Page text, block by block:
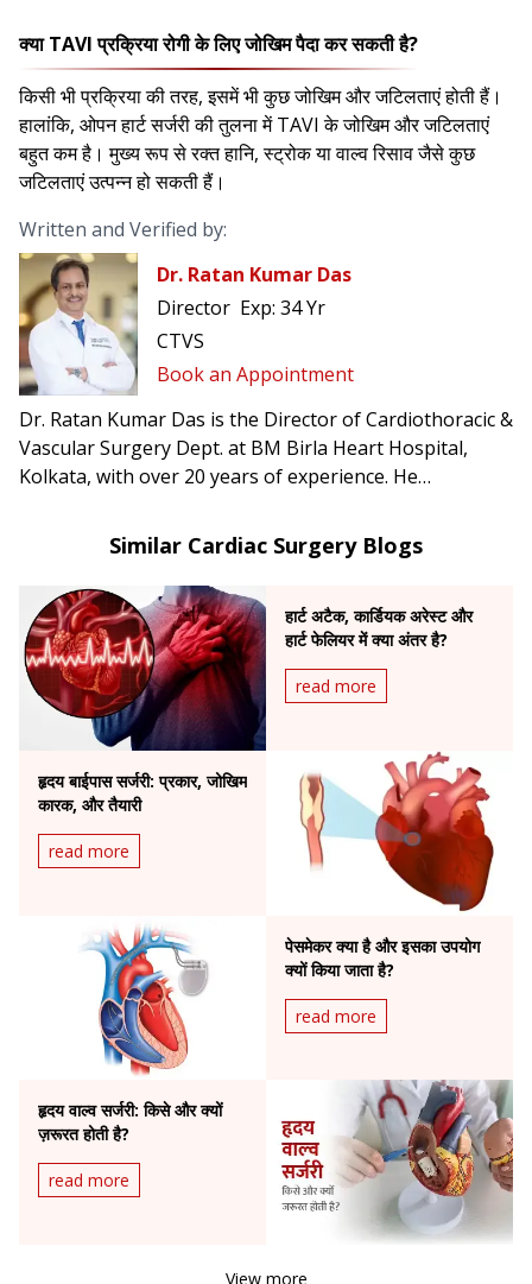
क्या TAVI प्रक्रिया रोगी के लिए जोखिम पैदा कर सकती है?
किसी भी प्रक्रिया की तरह, इसमें भी कुछ जोखिम और जटिलताएं होती हैं।
हालांकि, ओपन हार्ट सर्जरी की तुलना में TAVI के जोखिम और जटिलताएं
बहुत कम है। मुख्य रूप से रक्त हानि, स्ट्रोक या वाल्व रिसाव जैसे कुछ
जटिलताएं उत्पन्न हो सकती हैं।
Written and Verified by:
Dr. Ratan Kumar Das
Director Exp: 34 Yr
CTVS
Book an Appointment
Dr. Ratan Kumar Das is the Director of Cardiothoracic &
Vascular Surgery Dept. at BM Birla Heart Hospital,
Kolkata, with over 20 years of experience. He
minimally invasive valve surgery, mitral valve repair,
and pediatric cardiac surgery.
Similar Cardiac Surgery Blogs
हार्ट अटैक, कार्डियक अरेस्ट और
हार्ट फेलियर में क्या अंतर है?
read more
हृदय बाईपास सर्जरी: प्रकार, जोखिम
कारक, और तैयारी
read more
पेसमेकर क्या है और इसका उपयोग
क्यों किया जाता है?
read more
हृदय वाल्व सर्जरी: किसे और क्यों
ज़रूरत होती है?
read more
View more